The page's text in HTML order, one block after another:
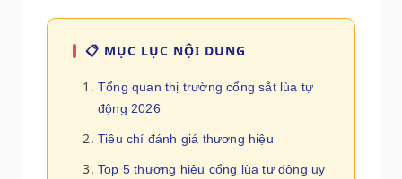
📋 MỤC LỤC NỘI DUNG
Tổng quan thị trường cổng sắt lùa tự
động 2026
Tiêu chí đánh giá thương hiệu
Top 5 thương hiệu cổng lùa tự động uy